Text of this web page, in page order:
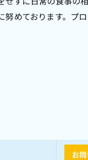
めております。プ
お